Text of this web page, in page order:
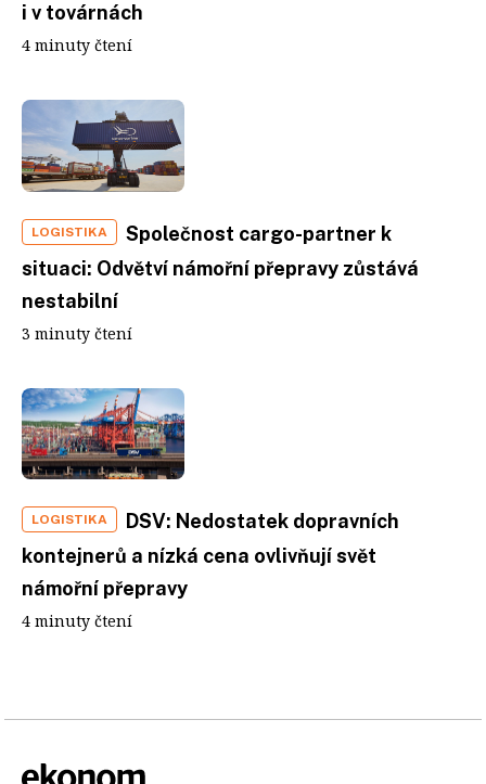
i v továrnách
4 minuty čtení
LOGISTIKA
Společnost cargo-partner k
situaci: Odvětví námořní přepravy zůstává
nestabilní
3 minuty čtení
LOGISTIKA
DSV: Nedostatek dopravních
kontejnerů a nízká cena ovlivňují svět
námořní přepravy
4 minuty čtení